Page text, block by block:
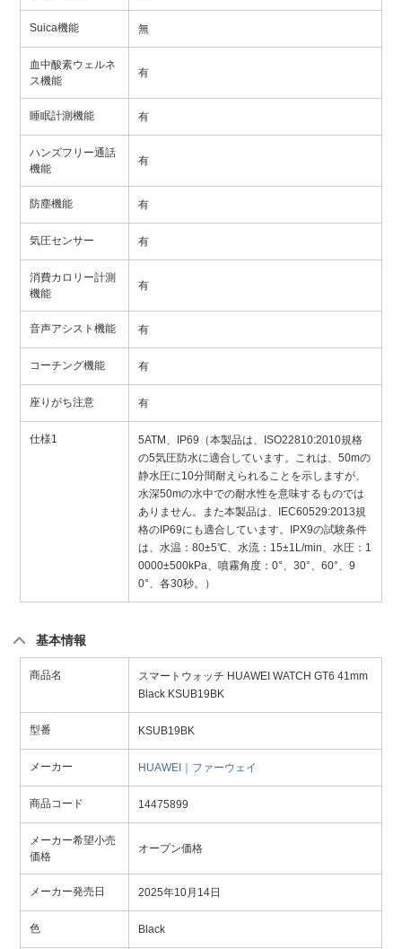
Suica機能 無
血中酸素ウェルネ
ス機能
有
睡眠計測機能 有
ハンズフリー通話
機能
有
防塵機能 有
気圧センサー 有
消費カロリー計測
機能
有
音声アシスト機能 有
コーチング機能 有
座りがち注意 有
仕様1
5ATM、IP69（本製品は、ISO22810:2010規格
の5気圧防水に適合しています。これは、50mの
静水圧に10分間耐えられることを示しますが、
水深50mの水中での耐水性を意味するものでは
ありません。また本製品は、IEC60529:2013規
格のIP69にも適合しています。IPX9の試験条件
は、水温：80±5℃、水流：15±1L/min、水圧：1
0000±500kPa、噴霧角度：0°、30°、60°、9
0°、各30秒。）
基本情報
商品名
スマートウォッチ HUAWEI WATCH GT6 41mm
Black KSUB19BK
型番 KSUB19BK
メーカー HUAWEI｜ファーウェイ
商品コード 14475899
メーカー希望小売
価格
オープン価格
メーカー発売日 2025年10月14日
色 Black